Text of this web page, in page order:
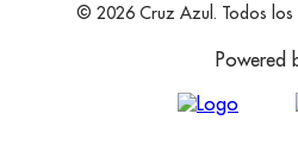
© 2026 Cruz Azul. Todos los
Powered